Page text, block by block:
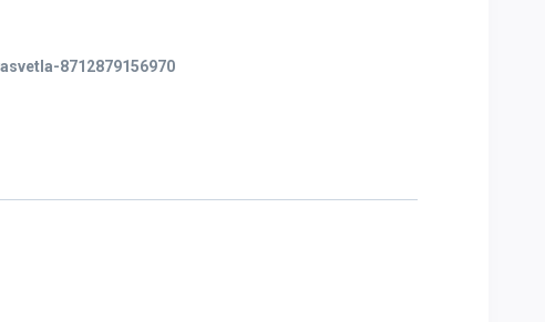
8712879156970